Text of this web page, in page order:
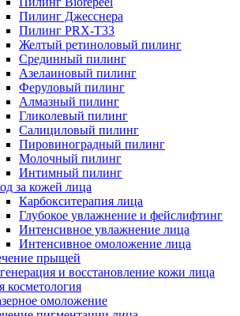
Пилинг Джесснера
Пилинг PRX-T33
Желтый ретиноловый пилинг
Срединный пилинг
Азелаиновый пилинг
Феруловый пилинг
Алмазный пилинг
Гликолевый пилинг
Салициловый пилинг
Пировиноградный пилинг
Молочный пилинг
Интимный пилинг
за кожей лица
Карбокситерапия лица
Глубокое увлажнение и фейслифтинг
Интенсивное увлажнение лица
Интенсивное омоложение лица
прыщей
и восстановление кожи лица
косметология
омоложение